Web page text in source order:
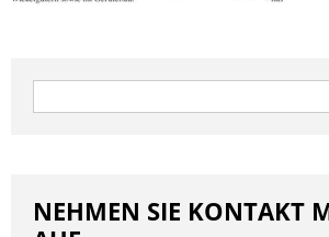
NEHMEN SIE KONTAKT